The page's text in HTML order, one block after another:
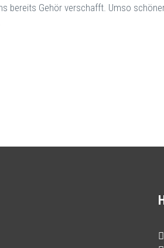
bereits Gehör verschafft. Umso